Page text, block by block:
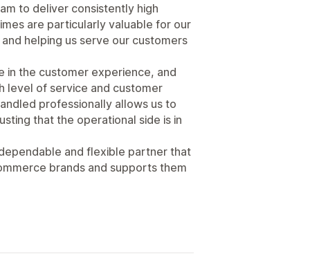
to deliver consistently high
are particularly valuable for our
helping us serve our customers
in the customer experience, and
level of service and customer
professionally allows us to
that the operational side is in
and flexible partner that
brands and supports them